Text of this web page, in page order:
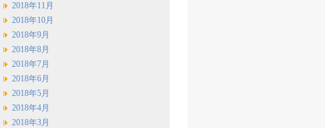
2018年11月
2018年10月
2018年9月
2018年8月
2018年7月
2018年6月
2018年5月
2018年4月
2018年3月